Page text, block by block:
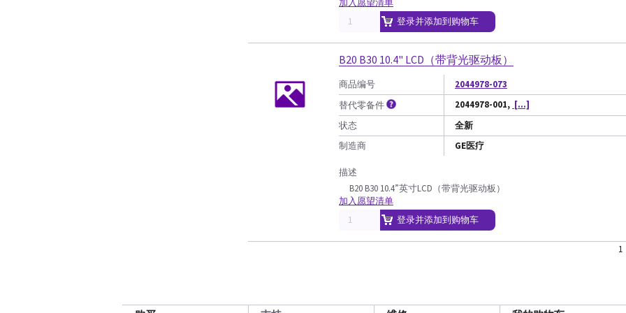
加入愿望清单
登录并添加到购物车
B20 B30 10.4" LCD（带背光驱动板）
商品编号
2044978-073
替代零备件
2044978-001, [...]
状态
全新
制造商
GE医疗
描述
B20 B30 10.4”英寸LCD（带背光驱动板）
加入愿望清单
登录并添加到购物车
1